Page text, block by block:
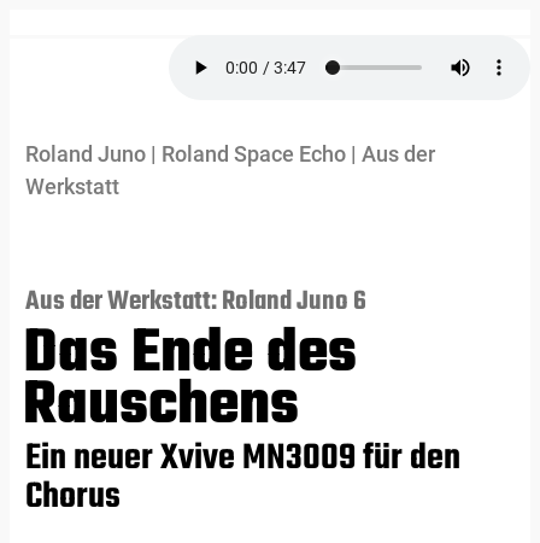
Roland Juno| Roland Space Echo| Aus der
Werkstatt
Aus der Werkstatt: Roland Juno 6
Das Ende des
Rauschens
Ein neuer Xvive MN3009 für den
Chorus